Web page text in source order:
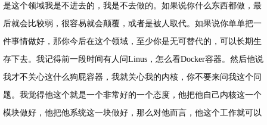
是这个领域我是不进去的，我是不去做的。如果说你什么东西都做，最
后就会比较弱，很容易就会颠覆，或者是被人取代。如果说你单单把一
件事情做好，那你今后在这个领域，至少你是无可替代的，可以长期生
存下去。我记得前一段时间有人问Linus，怎么看Docker容器。然后他说
我才不关心这什么狗屁容器，我就关心我的内核，你不要来问我这个问
题。我觉得他这个就是一个非常好的一个态度，他把他自己内核这一个
模块做好，他把他系统这一块做好，那么对他而言，他这个工作就可以